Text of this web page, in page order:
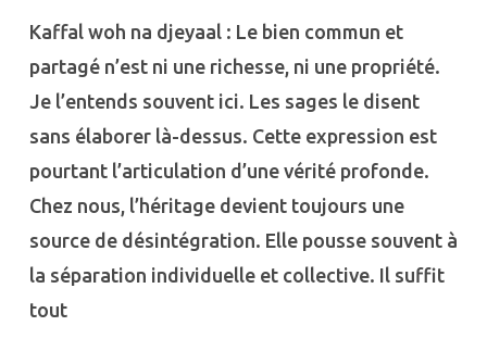
Kaffal woh na djeyaal : Le bien commun et
partagé n’est ni une richesse, ni une propriété.
Je l’entends souvent ici. Les sages le disent
sans élaborer là-dessus. Cette expression est
pourtant l’articulation d’une vérité profonde.
Chez nous, l’héritage devient toujours une
source de désintégration. Elle pousse souvent à
la séparation individuelle et collective. Il suffit
tout